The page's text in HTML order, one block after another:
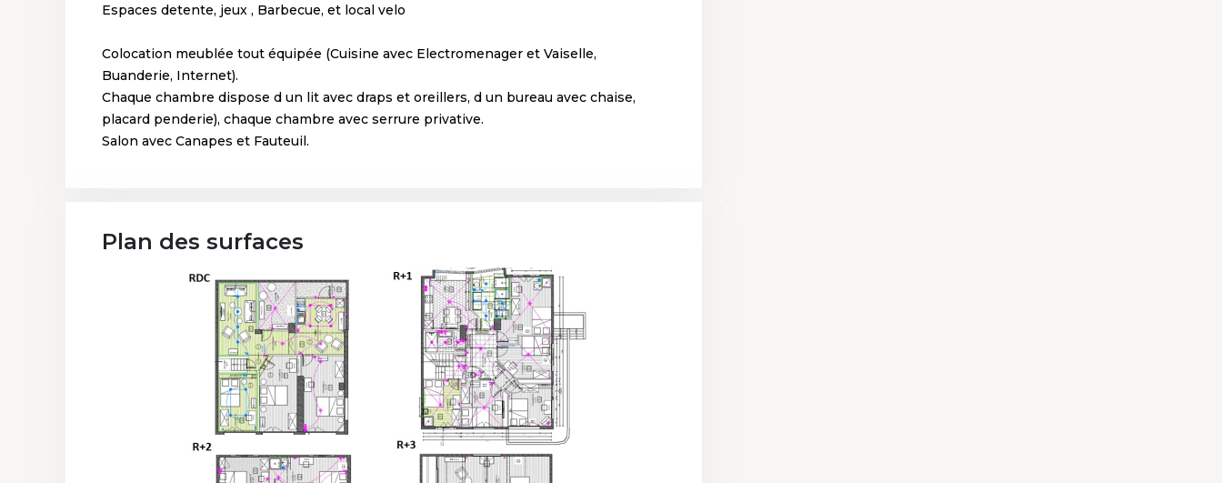
Espaces detente, jeux , Barbecue, et local velo
Colocation meublée tout équipée (Cuisine avec Electromenager et Vaiselle,
Buanderie, Internet).
Chaque chambre dispose d un lit avec draps et oreillers, d un bureau avec chaise,
placard penderie), chaque chambre avec serrure privative.
Salon avec Canapes et Fauteuil.
Plan des surfaces